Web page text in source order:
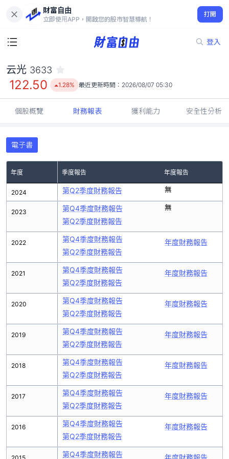
財富自由
立即使用APP，開啟您的股市智慧導航！
打開
登入
122.50
1.28%
云光 3633
122.50 1.28% 最近更新時間： 2026/08/07 05:30
個股概覽 財務報表 獲利能力 安全性分析
電子書
年度 季度報告 年度報告
2024
2023
2022
2021
2020
2019
2018
2017
2016
第Q2季度財務報告 無
第Q4季度財務報告
第Q2季度財務報告
無
第Q4季度財務報告
第Q2季度財務報告
年度財務報告
第Q4季度財務報告
第Q2季度財務報告
年度財務報告
第Q4季度財務報告
第Q2季度財務報告
年度財務報告
第Q4季度財務報告
第Q2季度財務報告
年度財務報告
第Q4季度財務報告
第Q2季度財務報告
年度財務報告
第Q4季度財務報告
第Q2季度財務報告
年度財務報告
第Q4季度財務報告
第Q2季度財務報告
年度財務報告
第Q4季度財務報告 年度財務報告